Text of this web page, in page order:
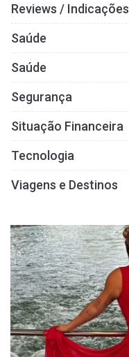
Reviews / Indicações
Saúde
Saúde
Segurança
Situação Financeira
Tecnologia
Viagens e Destinos